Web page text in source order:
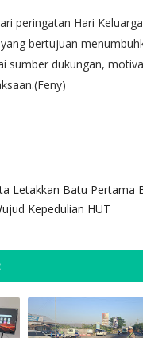
peringatan Hari
bertujuan
sumber dukungan,
Letakkan Batu Pertama
Kepedulian HUT